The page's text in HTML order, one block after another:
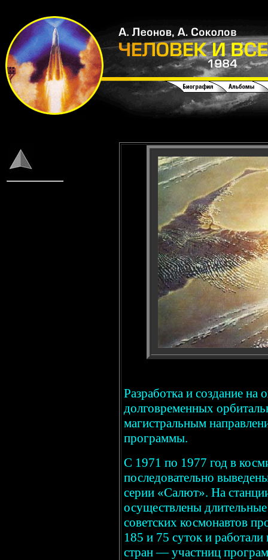
Разработка и создание на
долговременных
магистральным
программы.
С 1971 по 1977 год в
последовательно
серии «Салют». На
осуществлены
советских космонавтов
185 и 75 суток и
стран — участниц